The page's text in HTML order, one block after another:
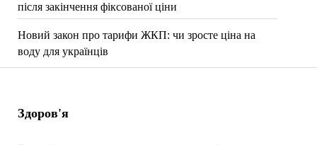
після закінчення фіксованої ціни
Новий закон про тарифи ЖКП: чи зросте ціна на
воду для українців
Здоров'я